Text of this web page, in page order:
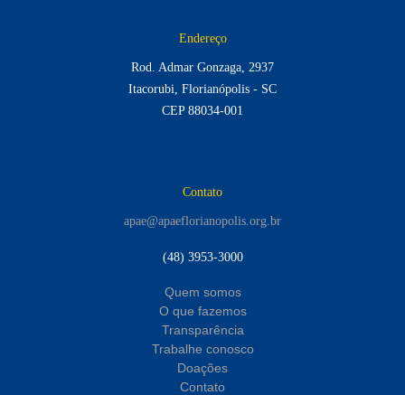
Endereço
Rod. Admar Gonzaga, 2937
Itacorubi, Florianópolis - SC
CEP 88034-001
Contato
apae@apaeflorianopolis.org.br
(48) 3953-3000
Quem somos
O que fazemos
Transparência
Trabalhe conosco
Doações
Contato